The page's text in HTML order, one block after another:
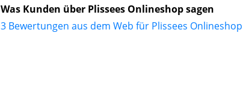
Was Kunden über Plissees Onlineshop sagen
3 Bewertungen aus dem Web für Plissees Onlineshop